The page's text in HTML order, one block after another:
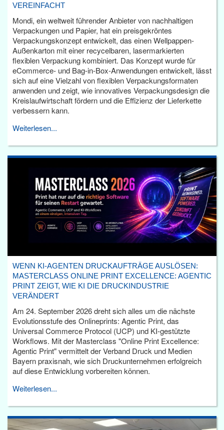
VEREINFACHT
Mondi, ein weltweit führender Anbieter von nachhaltigen
Verpackungen und Papier, hat ein preisgekröntes
Verpackungskonzept entwickelt, das einen Wellpappen-
Außenkarton mit einer recycelbaren, lasermarkierten
flexiblen Verpackung kombiniert. Das Konzept wurde für
eCommerce- und Bag-in-Box-Anwendungen entwickelt, lässt
sich auf eine Vielzahl von flexiblen Verpackungsformaten
anwenden und zeigt, wie innovatives Verpackungsdesign die
Kreislaufwirtschaft fördern und die Effizienz der Lieferkette
verbessern kann.
Weiterlesen...
WENN KI-AGENTEN DRUCKAUFTRÄGE AUSLÖSEN:
MASTERCLASS ONLINE PRINT EXCELLENCE: AGENTIC
PRINT ZEIGT, WIE KI DIE DRUCKINDUSTRIE
VERÄNDERT
Am 24. September 2026 dreht sich alles um die nächste
Evolutionsstufe des Onlineprints: Agentic Print, das
Universal Commerce Protocol (UCP) und KI-gestützte
Workflows. Mit der Masterclass "Online Print Excellence:
Agentic Print" vermittelt der Verband Druck und Medien
Bayern praxisnah, wie sich Druckunternehmen erfolgreich
auf diese Entwicklung vorbereiten können.
Weiterlesen...